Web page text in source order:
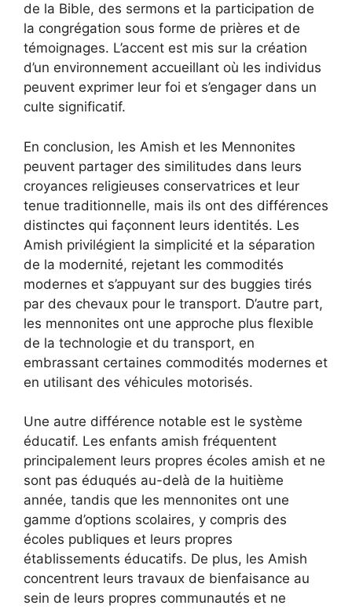
de la Bible, des sermons et la participation de
la congrégation sous forme de prières et de
témoignages. L’accent est mis sur la création
d’un environnement accueillant où les individus
peuvent exprimer leur foi et s’engager dans un
culte significatif.
En conclusion, les Amish et les Mennonites
peuvent partager des similitudes dans leurs
croyances religieuses conservatrices et leur
tenue traditionnelle, mais ils ont des différences
distinctes qui façonnent leurs identités. Les
Amish privilégient la simplicité et la séparation
de la modernité, rejetant les commodités
modernes et s’appuyant sur des buggies tirés
par des chevaux pour le transport. D’autre part,
les mennonites ont une approche plus flexible
de la technologie et du transport, en
embrassant certaines commodités modernes et
en utilisant des véhicules motorisés.
Une autre différence notable est le système
éducatif. Les enfants amish fréquentent
principalement leurs propres écoles amish et ne
sont pas éduqués au-delà de la huitième
année, tandis que les mennonites ont une
gamme d’options scolaires, y compris des
écoles publiques et leurs propres
établissements éducatifs. De plus, les Amish
concentrent leurs travaux de bienfaisance au
sein de leurs propres communautés et ne